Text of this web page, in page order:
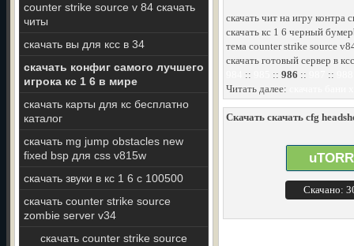
counter strike source v 84 скачать
читы
скачать вы для ксс в 34
скачать конфиг самого лучшего
игрока кс 1 6 в мире
скачать карты для кс бесплатно
каталог
скачать mg jump obstacles new
fixed bsp для css v815w
скачать звуки в кс 1 6 с 100500
скачать counter strike source
zombie server v34
скачать counter strike source
скачать чит на игру контра
скачать кс 1 6 черный
тема counter strike source
скачать готовый сервер в
:: :: 986 :: ::
Читать далее:
Скачать скачать cfg
Скачано: